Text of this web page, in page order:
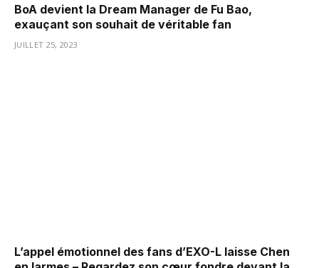
BoA devient la Dream Manager de Fu Bao,
exauçant son souhait de véritable fan
JUILLET 25, 2023
L’appel émotionnel des fans d’EXO-L laisse Chen